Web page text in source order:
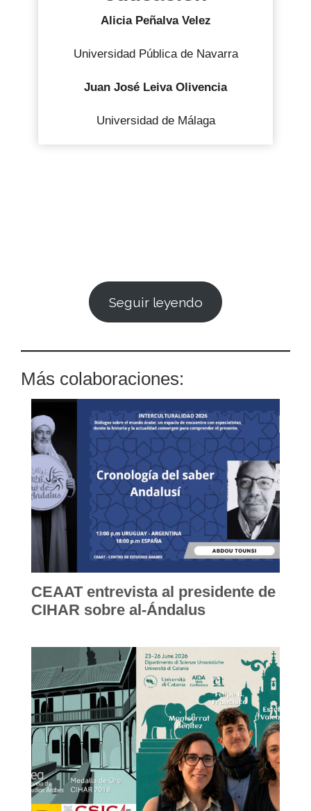
Alicia Peñalva Velez
Universidad Pública de Navarra
Juan José Leiva Olivencia
Universidad de Málaga
Seguir leyendo
Más colaboraciones:
CEAAT entrevista al presidente de
CIHAR sobre al-Ándalus